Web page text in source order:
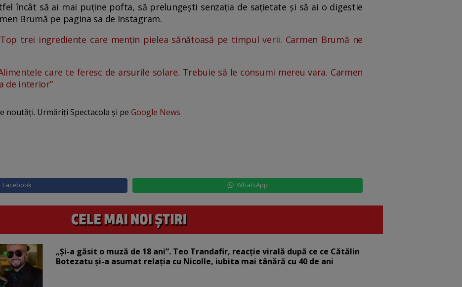
încât să ai mai puține pofta, să prelungești senzația de sațietate și să ai o digestie
Brumă pe pagina sa de Instagram.
Top trei ingrediente care mențin pielea sănătoasă pe timpul verii. Carmen Brumă ne
care te feresc de arsurile solare. Trebuie să le consumi mereu vara. Carmen
de interior”
noutăți. Urmăriți Spectacola și pe Google News
Facebook WhatsApp
„Și-a găsit o muză de 18 ani”. Teo Trandafir, reacție virală după ce ce Cătălin
Botezatu și-a asumat relația cu Nicolle, iubita mai tânără cu 40 de ani